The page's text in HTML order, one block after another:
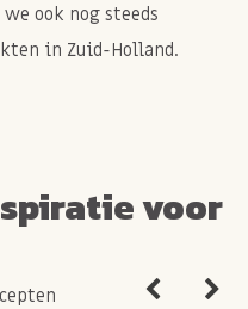
ook nog steeds
in Zuid-Holland.
voor